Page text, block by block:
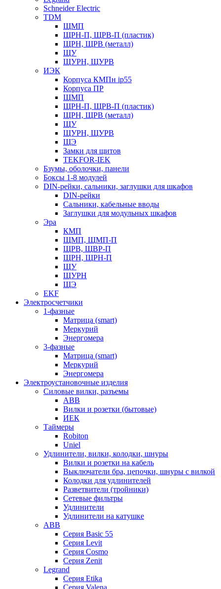
Schneider Electric
TDM
ЩМП
ЩРН-П, ЩРВ-П (пластик)
ЩРН, ЩРВ (металл)
ЩУ
ЩУРН, ЩУРВ
ИЭК
Корпуса КМПн ip55
Корпуса ПР
ЩМП
ЩРН-П, ЩРВ-П (пластик)
ЩРН, ЩРВ (металл)
ЩУ
ЩУРН, ЩУРВ
ЩЭ
Замки для щитов
TEKFOR-IEK
Бзумы, оболочки, панели
Боксы 1-8 модулей
DIN-рейки, сальники, заглушки для шкафов
DIN-рейки
Сальники, кабельные вводы
Заглушки для модульных шкафов
Эра
КМП
ЩМП, ЩМП-П
ЩРВ, ЩВР-П
ЩРН, ЩРН-П
ЩУ
ЩУРН
ЩЭ
EKF
Электросчетчики
1-фазные
Матрица (smart)
Меркурий
Энергомера
3-фазные
Матрица (smart)
Меркурий
Энергомера
Электроустановочные изделия
Силовые вилки, разъемы
ABB
Вилки и розетки (бытовые)
ИЕК
Таймеры
Robiton
Uniel
Удлинители, вилки, колодки, шнуры
Вилки и розетки на кабель
Выключатели бра, цепочки, шнуры с вилкой
Колодки для удлинителей
Разветвители (тройники)
Сетевые фильтры
Удлинители
Удлинители на катушке
ABB
Серия Basic 55
Серия Levit
Серия Cosmo
Серия Zenit
Legrand
Серия Etika
Серия Valena